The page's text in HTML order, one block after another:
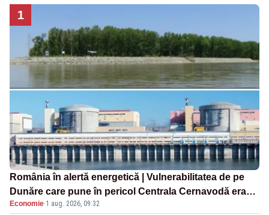
1
România în alertă energetică | Vulnerabilitatea de pe
Dunăre care pune în pericol Centrala Cernavodă era
cunoscută de pe vremea lui Ceaușescu
Economie·1 aug. 2026, 09:32